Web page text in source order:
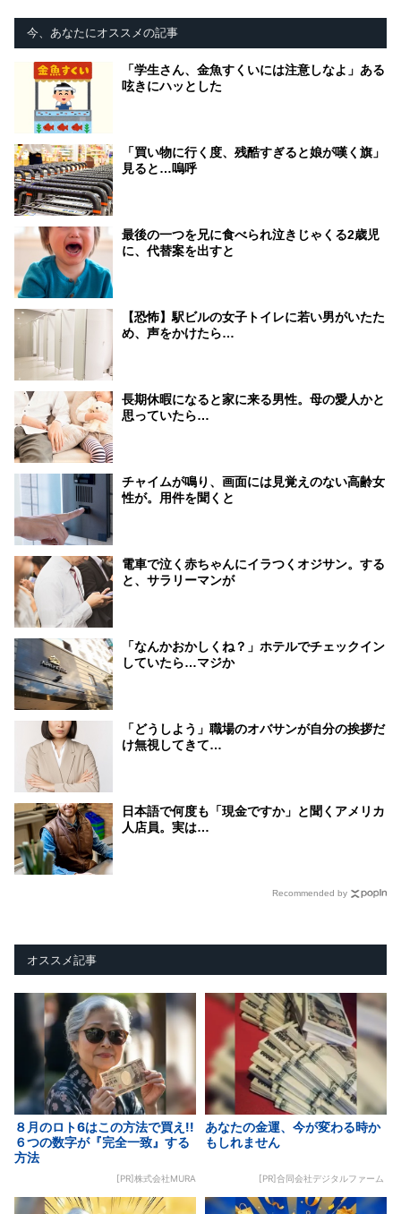
今、あなたにオススメの記事
「学生さん、金魚すくいには注意しなよ」ある
呟きにハッとした
「買い物に行く度、残酷すぎると娘が嘆く旗」
見ると…嗚呼
最後の一つを兄に食べられ泣きじゃくる2歳児
に、代替案を出すと
【恐怖】駅ビルの女子トイレに若い男がいたた
め、声をかけたら…
長期休暇になると家に来る男性。母の愛人かと
思っていたら…
チャイムが鳴り、画面には見覚えのない高齢女
性が。用件を聞くと
電車で泣く赤ちゃんにイラつくオジサン。する
と、サラリーマンが
「なんかおかしくね？」ホテルでチェックイン
していたら…マジか
「どうしよう」職場のオバサンが自分の挨拶だ
け無視してきて…
日本語で何度も「現金ですか」と聞くアメリカ
人店員。実は…
Recommended by
オススメ記事
８月のロト6はこの方法で買え!!
６つの数字が『完全一致』する
方法
[PR]株式会社MURA
あなたの金運、今が変わる時か
もしれません
[PR]合同会社デジタルファーム